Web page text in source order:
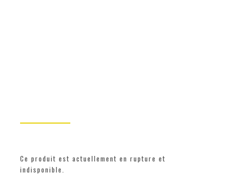
Ce produit est actuellement en rupture et
indisponible.